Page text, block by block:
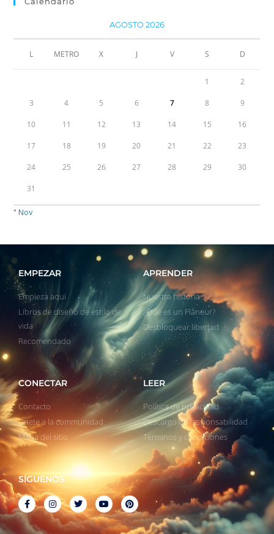
AGOSTO 2026
L METRO X J V S D
1 2
3 4 5 6 7 8 9
10 11 12 13 14 15 16
17 18 19 20 21 22 23
24 25 26 27 28 29 30
31
" Nov
EMPEZAR
Empieza aqui
Libros de diseño de estilo de
vida
Recomendado
APRENDER
Nuestra historia
¿Qué es un Flâneur?
Desbloquear libertad
CONECTAR
Contacto
Unete a la communidad
Mapa del sitio
LEER
Política de privacidad
Descargo de responsabilidad
Términos y condiciones
SÍGUENOS